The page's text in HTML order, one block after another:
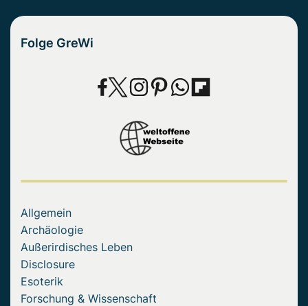
Folge GreWi
Allgemein
Archäologie
Außerirdisches Leben
Disclosure
Esoterik
Forschung & Wissenschaft